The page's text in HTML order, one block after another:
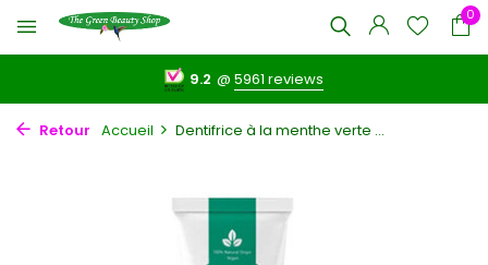
0
9.2 @5961 reviews
Retour Accueil Dentifrice à la menthe verte ...